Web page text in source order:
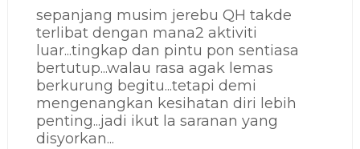
sepanjang musim jerebu QH takde
terlibat dengan mana2 aktiviti
luar...tingkap dan pintu pon sentiasa
bertutup...walau rasa agak lemas
berkurung begitu...tetapi demi
mengenangkan kesihatan diri lebih
penting...jadi ikut la saranan yang
disyorkan...